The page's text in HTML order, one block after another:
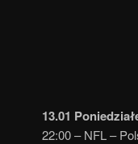
13.01
22:00 – NFL –